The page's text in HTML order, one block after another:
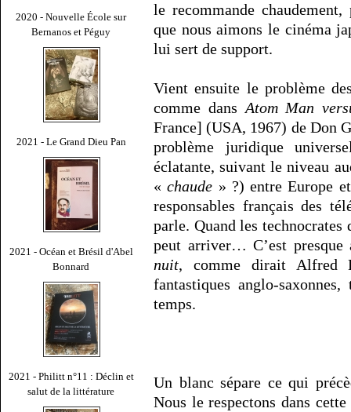
2020 - Nouvelle École sur
Bernanos et Péguy
2021 - Le Grand Dieu Pan
2021 - Océan et Brésil d'Abel
Bonnard
2021 - Philitt n°11 : Déclin et
salut de la littérature
le recommande
que nous aimons le cinéma
lui sert de support.
Vient ensuite le problème
comme dans Atom Man
France] (USA, 1967) de Don
problème juridique
éclatante, suivant le niveau
«chaude » ?) entre Europe
responsables français des
parle. Quand les
peut arriver… C’est presque
nuit, comme dirait Alfred
fantastiques anglo-
temps.
Un blanc sépare ce qui
Nous le respectons dans